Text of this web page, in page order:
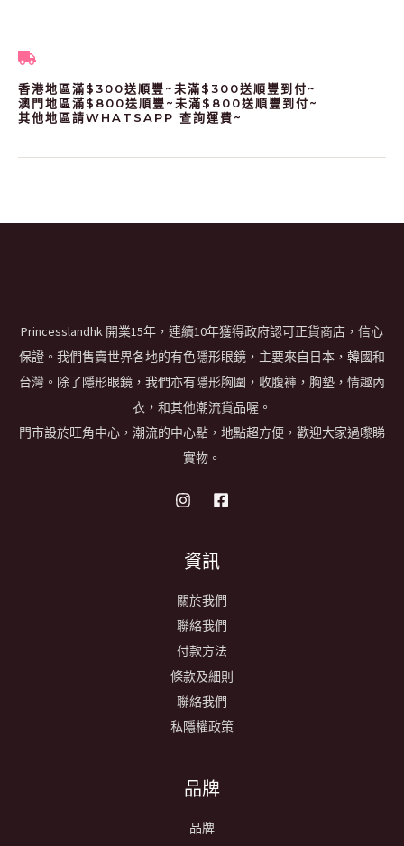
香港地區滿$300送順豐~未滿$300送順豐到付~
澳門地區滿$800送順豐~未滿$800送順豐到付~
其他地區請WHATSAPP 查詢運費~
Princesslandhk 開業15年，連續10年獲得政府認可正貨商店，信心
保證。我們售賣世界各地的有色隱形眼鏡，主要來自日本，韓國和
台灣。除了隱形眼鏡，我們亦有隱形胸圍，收腹褲，胸墊，情趣內
衣，和其他潮流貨品喔。
門市設於旺角中心，潮流的中心點，地點超方便，歡迎大家過嚟睇
實物。
資訊
關於我們
聯絡我們
付款方法
條款及細則
聯絡我們
私隱權政策
品牌
品牌